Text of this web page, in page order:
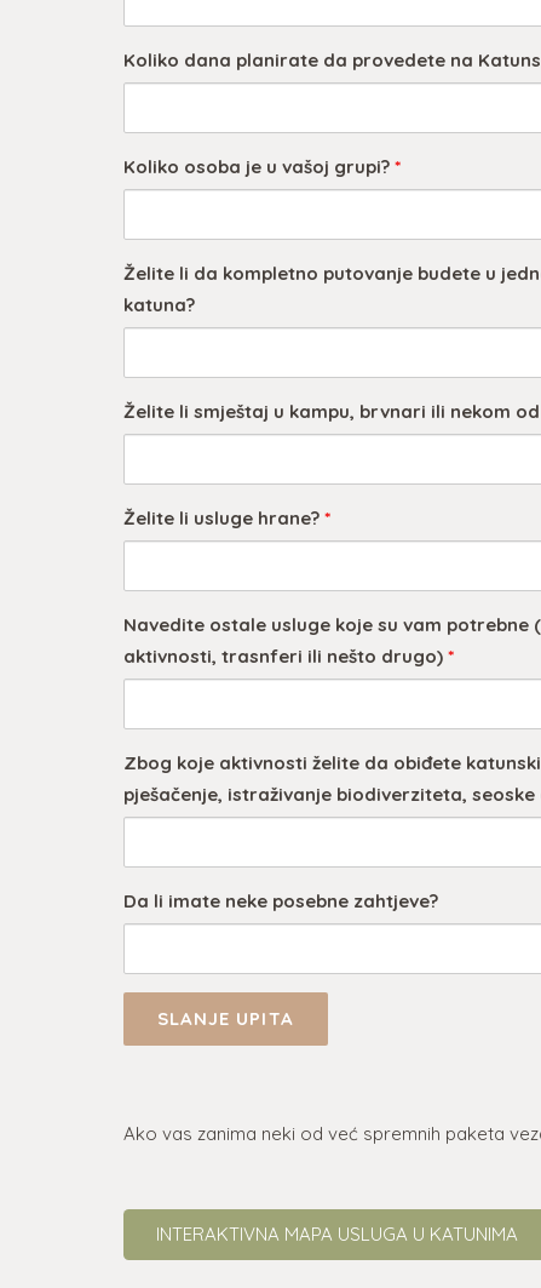
Koliko dana planirate da provedete na
Koliko osoba je u vašoj grupi? *
Želite li da kompletno putovanje budete u
katuna?
Želite li smještaj u kampu, brvnari ili nekom
Želite li usluge hrane? *
Navedite ostale usluge koje su vam
aktivnosti, trasnferi ili nešto drugo) *
Zbog koje aktivnosti želite da obiđete
pješačenje, istraživanje biodiverziteta,
Da li imate neke posebne zahtjeve?
Ako vas zanima neki od već spremnih paketa
INTERAKTIVNA MAPA USLUGA U KATUNIMA